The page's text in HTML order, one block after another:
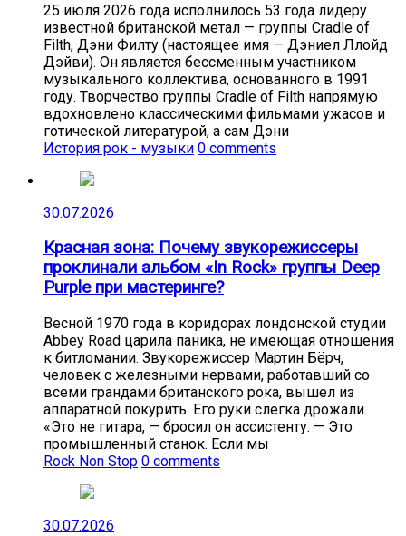
25 июля 2026 года исполнилось 53 года лидеру
известной британской метал — группы Cradle of
Filth, Дэни Филту (настоящее имя — Дэниел Ллойд
Дэйви). Он является бессменным участником
музыкального коллектива, основанного в 1991
году. Творчество группы Cradle of Filth напрямую
вдохновлено классическими фильмами ужасов и
готической литературой, а сам Дэни
История рок - музыки 0 comments
30.07.2026
Красная зона: Почему звукорежиссеры
проклинали альбом «In Rock» группы Deep
Purple при мастеринге?
Весной 1970 года в коридорах лондонской студии
Abbey Road царила паника, не имеющая отношения
к битломании. Звукорежиссер Мартин Бёрч,
человек с железными нервами, работавший со
всеми грандами британского рока, вышел из
аппаратной покурить. Его руки слегка дрожали.
«Это не гитара, — бросил он ассистенту. — Это
промышленный станок. Если мы
Rock Non Stop 0 comments
30.07.2026